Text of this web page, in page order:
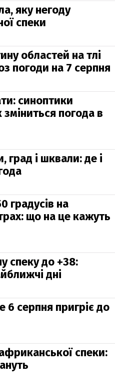
яку негоду
спеки
областей на тлі
погоди на 7 серпня
синоптики
погода в
град і шквали: де і
градусів на
що на це кажуть
спеку до +38:
дні
6 серпня пригріє до
спеки: